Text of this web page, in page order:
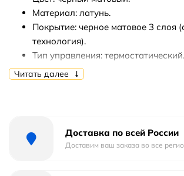
Материал: латунь.
Покрытие: черное матовое 3 слоя
технология).
Тип управления: термостатический.
Механизм: термостатический
Излив: фиксированный.
Длина шланга: 1500 мм.
Читать далее
Доставка по всей России
Доставим ваш заказа во все